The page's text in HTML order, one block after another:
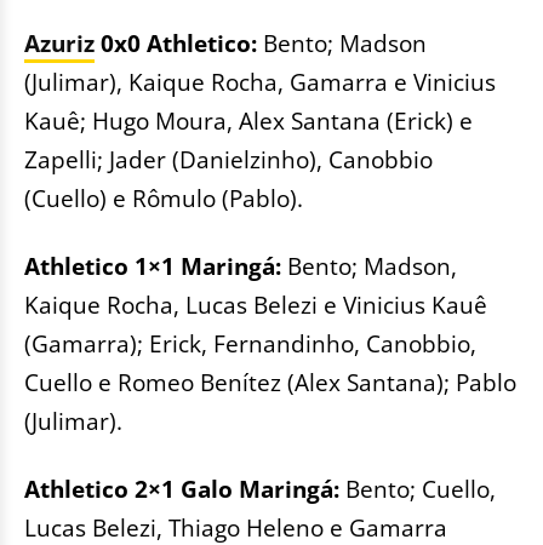
Azuriz0x0 Athletico: Bento; Madson
(Julimar), Kaique Rocha, Gamarra e Vinicius
Kauê; Hugo Moura, Alex Santana (Erick) e
Zapelli; Jader (Danielzinho), Canobbio
(Cuello) e Rômulo (Pablo).
Athletico 1×1 Maringá: Bento; Madson,
Kaique Rocha, Lucas Belezi e Vinicius Kauê
(Gamarra); Erick, Fernandinho, Canobbio,
Cuello e Romeo Benítez (Alex Santana); Pablo
(Julimar).
Athletico 2×1 Galo Maringá: Bento; Cuello,
Lucas Belezi, Thiago Heleno e Gamarra